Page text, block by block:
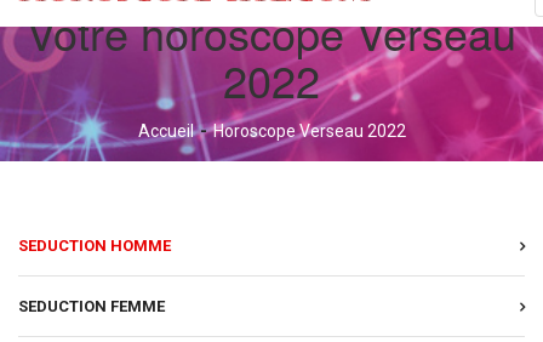
Votre horoscope Verseau
2022
Accueil Horoscope Verseau 2022
SEDUCTION HOMME
SEDUCTION FEMME